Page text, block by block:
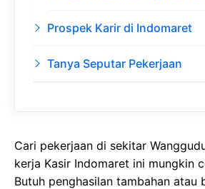
Prospek Karir di Indomaret
Tanya Seputar Pekerjaan
Cari pekerjaan di sekitar
kerja Kasir Indomaret ini mungkin
Butuh penghasilan tambahan atau